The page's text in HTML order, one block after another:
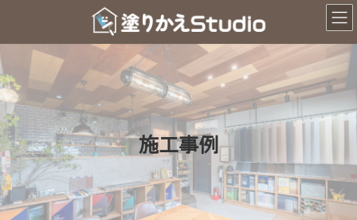
ツ
へ
ス
キ
ッ
プ
シ
ョ
ン
に
移
動
施工事例